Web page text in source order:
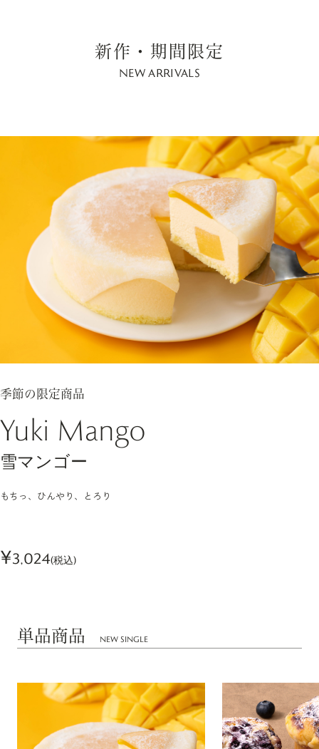
新作・期間限定
NEW ARRIVALS
季節の限定商品
Yuki Mango
雪マンゴー
もちっ、ひんやり、とろり
¥3,024(税込)
単品商品 NEW SINGLE